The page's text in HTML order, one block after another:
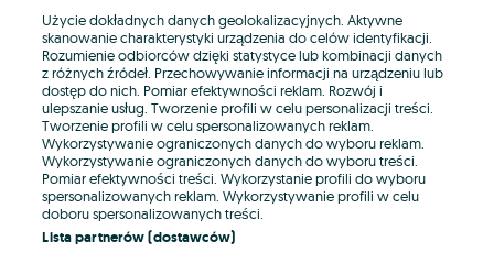
E-mail
Hasło
Użycie dokładnych danych geolokalizacyjnych. Aktywne
skanowanie charakterystyki urządzenia do celów identyfikacji.
Rozumienie odbiorców dzięki statystyce lub kombinacji danych
z różnych źródeł. Przechowywanie informacji na urządzeniu lub
dostęp do nich. Pomiar efektywności reklam. Rozwój i
ulepszanie usług. Tworzenie profili w celu personalizacji treści.
Tworzenie profili w celu spersonalizowanych reklam.
Wykorzystywanie ograniczonych danych do wyboru reklam.
Wykorzystywanie ograniczonych danych do wyboru treści.
Pomiar efektywności treści. Wykorzystanie profili do wyboru
spersonalizowanych reklam. Wykorzystywanie profili w celu
doboru spersonalizowanych treści.
Lista partnerów (dostawców)